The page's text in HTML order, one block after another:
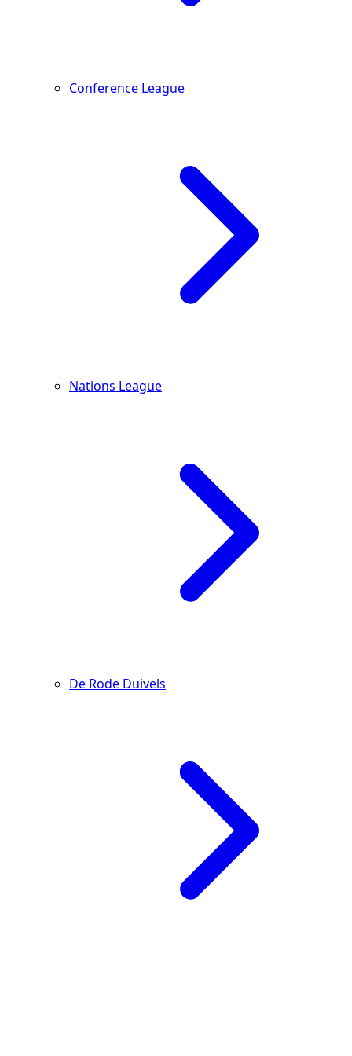
Conference League
Nations League
De Rode Duivels